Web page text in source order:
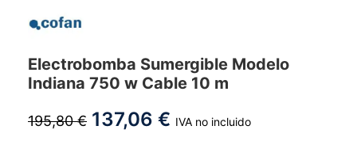
Electrobomba Sumergible Modelo
Indiana 750 w Cable 10 m
195,80€ 137,06 € IVA no incluido